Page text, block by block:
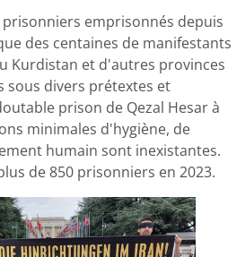
emprisonnés depuis
des centaines de manifestants
Kurdistan et d'autres provinces
sous divers prétextes et
prison de Qezal Hesar à
minimales d'hygiène, de
humain sont inexistantes.
de 850 prisonniers en 2023.